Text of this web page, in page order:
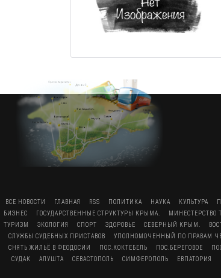
ВСЕ НОВОСТИ ГЛАВНАЯ RSS ПОЛИТИКА НАУКА КУЛЬТУРА
БИЗНЕС
ГОСУДАРСТВЕННЫЕ СТРУКТУРЫ КРЫМА. МИНЕСТЕРСТВО
ТУРИЗМ
ЭКОЛОГИЯ СПОРТ ЗДОРОВЬЕ СЕВЕРНЫЙ КРЫМ.
СЛУЖБЫ СУДЕБНЫХ ПРИСТАВОВ
УПОЛНОМОЧЕННЫЙ ПО ПРАВАМ
СНЯТЬ ЖИЛЬЁ В ФЕОДОСИИ
ПОС.КОКТЕБЕЛЬ ПОС.БЕРЕГОВОЕ
СУДАК
АЛУШТА СЕВАСТОПОЛЬ СИМФЕРОПОЛЬ ЕВПАТОРИЯ